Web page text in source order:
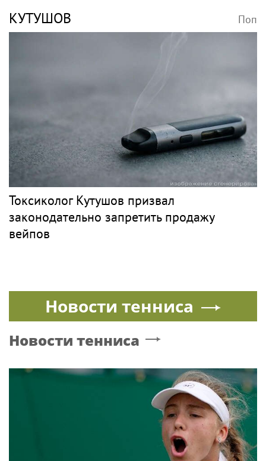
КУТУШОВ Поп
Токсиколог Кутушов призвал
законодательно запретить продажу
вейпов
Новости тенниса
Новости тенниса